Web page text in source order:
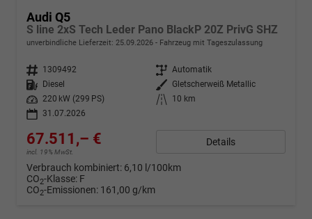
Audi Q5
S line 2xS Tech Leder Pano BlackP 20Z PrivG SHZ
unverbindliche Lieferzeit: 25.09.2026 Fahrzeug mit Tageszulassung
Fahrzeugnr. 1309492 Getriebe Automatik
Kraftstoff
Diesel Außenfarbe
Gletscherweiß Metallic
Leistung
220 kW (299 PS) Kilometerstand
10 km
31.07.2026
67.511,– €
incl. 19% MwSt.
Details
Verbrauch kombiniert: 6,10 l/100km
CO2-Klasse: F
CO2-Emissionen: 161,00 g/km